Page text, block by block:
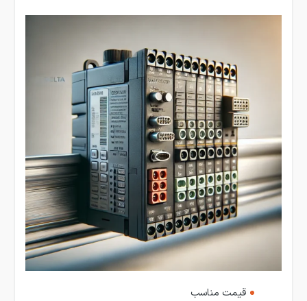
قیمت مناسب